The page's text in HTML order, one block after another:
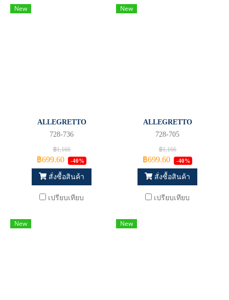
New
ALLEGRETTO
728-736
฿1,166
฿699.60 -40%
สั่งซื้อสินค้า
เปรียบเทียบ
New
ALLEGRETTO
728-705
฿1,166
฿699.60 -40%
สั่งซื้อสินค้า
เปรียบเทียบ
New New